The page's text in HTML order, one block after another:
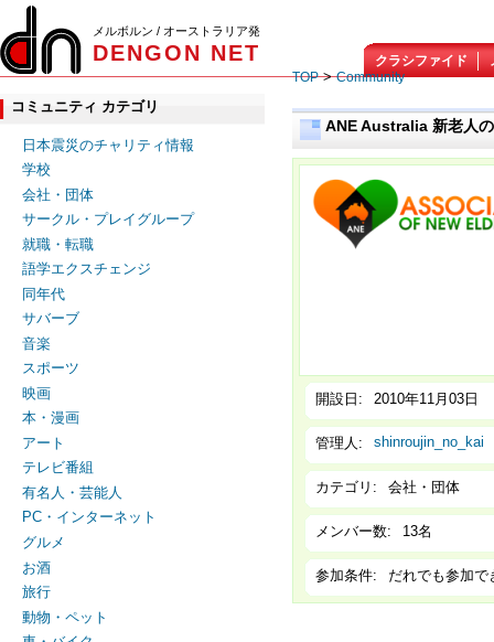
メルボルン / オーストラリア発
DENGON NET クラシファイド
コミュニティ カテゴリ
日本震災のチャリティ情報
学校
会社・団体
サークル・プレイグループ
就職・転職
語学エクスチェンジ
同年代
サバーブ
音楽
スポーツ
映画
本・漫画
アート
テレビ番組
有名人・芸能人
PC・インターネット
グルメ
お酒
旅行
動物・ペット
TOP> Community
ANE Australia 新老人
開設日: 2010年11月03日
管理人: shinroujin_no_kai
カテゴリ: 会社・団体
メンバー数: 13名
参加条件: だれでも参加で